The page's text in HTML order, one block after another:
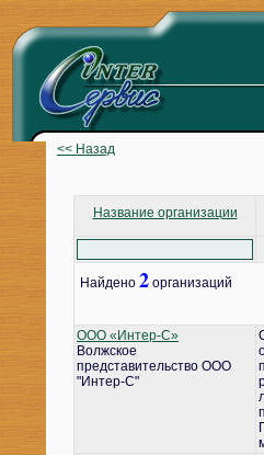
<< Назад
Название организации
Найдено 2 организаций
ООО «Интер-С»
Волжское
представительство ООО
"Интер-С"